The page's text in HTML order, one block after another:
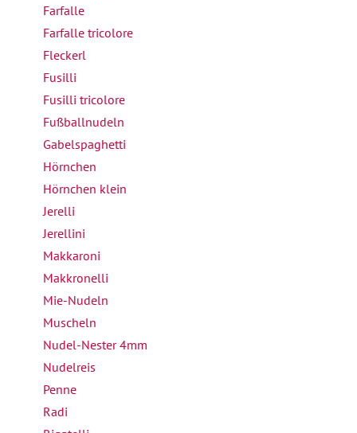
Farfalle
Farfalle tricolore
Fleckerl
Fusilli
Fusilli tricolore
Fußballnudeln
Gabelspaghetti
Hörnchen
Hörnchen klein
Jerelli
Jerellini
Makkaroni
Makkronelli
Mie-Nudeln
Muscheln
Nudel-Nester 4mm
Nudelreis
Penne
Radi